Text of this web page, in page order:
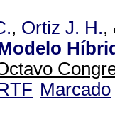
, Ortiz J. H.,
Marcado